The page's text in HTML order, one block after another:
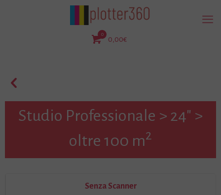
0
0,00€
Studio Professionale > 24" >
oltre 100 m2
Senza Scanner